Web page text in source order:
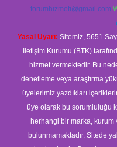
forumhizmeti@gmail.com
Yasal Uyarı: Sitemiz, 5651
İletişim Kurumu (BTK)
hizmet vermektedir. Bu
denetleme veya araştırma
üyelerimiz yazdıkları
üye olarak bu sorumluluğu
herhangi bir marka, kurum
bulunmamaktadır. Sitede